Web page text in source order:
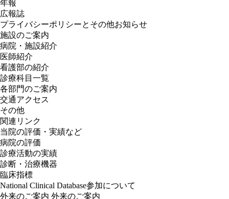
年報
広報誌
プライバシーポリシーとその他お知らせ
施設のご案内
病院・施設紹介
医師紹介
看護部の紹介
診療科目一覧
各部門のご案内
交通アクセス
その他
関連リンク
当院の評価・実績など
病院の評価
診療活動の実績
診断・治療機器
臨床指標
National Clinical Database参加について
外来のご案内 外来のご案内